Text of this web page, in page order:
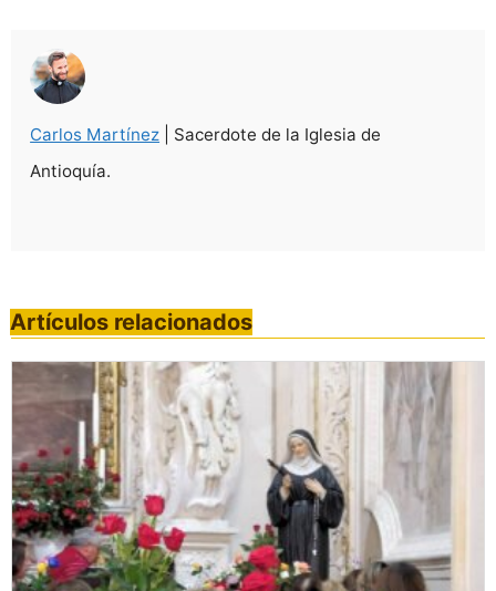
Carlos Martínez | Sacerdote de la Iglesia de
Antioquía.
Artículos relacionados